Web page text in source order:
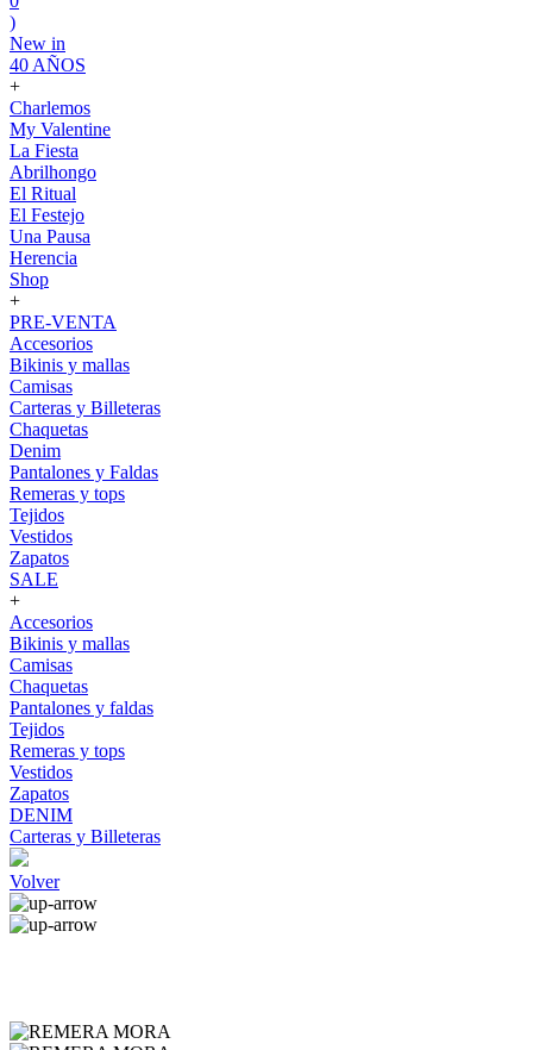
)
New in
40 AÑOS
+
Charlemos
My Valentine
La Fiesta
Abrilhongo
El Ritual
El Festejo
Una Pausa
Herencia
Shop
+
PRE-VENTA
Accesorios
Bikinis y mallas
Camisas
Carteras y Billeteras
Chaquetas
Denim
Pantalones y Faldas
Remeras y tops
Tejidos
Vestidos
Zapatos
SALE
+
Accesorios
Bikinis y mallas
Camisas
Chaquetas
Pantalones y faldas
Tejidos
Remeras y tops
Vestidos
Zapatos
DENIM
Carteras y Billeteras
Volver